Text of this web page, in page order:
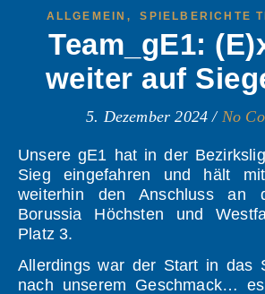
ALLGEMEIN ,SPIELBERICHTE
Team_gE1:
weiter auf
5. Dezember 2024 / No
Unsere gE1 hat in der Bezirksliga den nächsten
Sieg eingefahren und hält
weiterhin den Anschluss an
Borussia Höchsten und
Platz 3.
Allerdings war der Start in das
nach unserem Geschmack…